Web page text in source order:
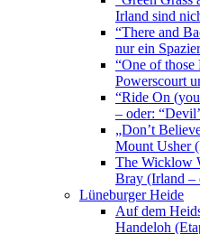
Irland sind
“There and
nur ein
“One of those
Powerscourt
“Ride On
– oder:
„Don’t
Mount Usher
The Wicklow
Bray (Irland –
Lüneburger Heide
Auf dem
Handeloh